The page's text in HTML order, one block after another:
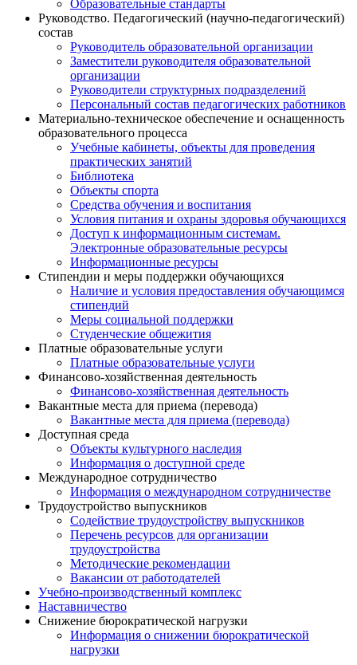
Образовательные стандарты
Руководство. Педагогический (научно-педагогический)
состав
Руководитель образовательной организации
Заместители руководителя образовательной
организации
Руководители структурных подразделений
Персональный состав педагогических работников
Материально-техническое обеспечение и оснащенность
образовательного процесса
Учебные кабинеты, объекты для проведения
практических занятий
Библиотека
Объекты спорта
Средства обучения и воспитания
Условия питания и охраны здоровья обучающихся
Доступ к информационным системам.
Электронные образовательные ресурсы
Информационные ресурсы
Стипендии и меры поддержки обучающихся
Наличие и условия предоставления обучающимся
стипендий
Меры социальной поддержки
Студенческие общежития
Платные образовательные услуги
Платные образовательные услуги
Финансово-хозяйственная деятельность
Финансово-хозяйственная деятельность
Вакантные места для приема (перевода)
Вакантные места для приема (перевода)
Доступная среда
Объекты культурного наследия
Информация о доступной среде
Международное сотрудничество
Информация о международном сотрудничестве
Трудоустройство выпускников
Содействие трудоустройству выпускников
Перечень ресурсов для организации
трудоустройства
Методические рекомендации
Вакансии от работодателей
Учебно-производственный комплекс
Наставничество
Снижение бюрократической нагрузки
Информация о снижении бюрократической
нагрузки